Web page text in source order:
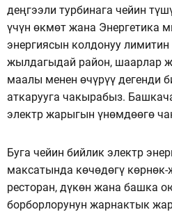
деңгээли турбинага чейин
үчүн өкмөт жана Энергетика
энергиясын колдонуу
жылдагыдай район, шаарлар
маалы менен өчүрүү дегенди
аткарууга чакырабыз.
электр жарыгын үнөмдөөгө
Буга чейин бийлик электр
максатында көчөдөгү
ресторан, дүкөн жана башка
борборлорунун жарнактык